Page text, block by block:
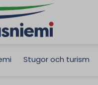
Stugor och turism